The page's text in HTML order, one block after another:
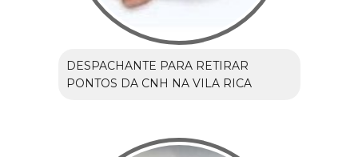
DESPACHANTE PARA RETIRAR
PONTOS DA CNH NA VILA RICA